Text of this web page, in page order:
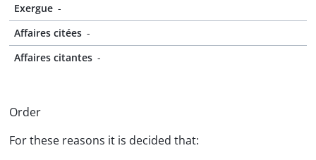
Exergue -
Affaires citées -
Affaires citantes -
Order
For these reasons it is decided that: